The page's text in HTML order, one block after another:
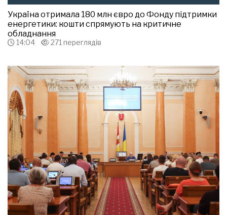
Україна отримала 180 млн євро до Фонду підтримки
енергетики: кошти спрямують на критичне
обладнання
14:04 271 переглядів